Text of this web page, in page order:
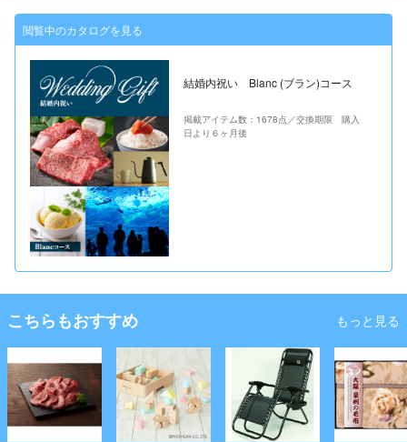
閲覧中のカタログを見る
結婚内祝い Blanc (ブラン)コース
掲載アイテム数：1678点／交換期限 購入
日より６ヶ月後
こちらもおすすめ もっと見る